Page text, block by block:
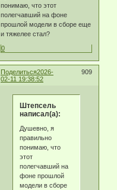
понимаю, что этот
полегчавший на фоне
прошлой модели в сборе еще
и тяжелее стал?
0
Поделиться 909
2026-
02-11 19:38:52
Штепсель
написал(а):
Душевно, я
правильно
понимаю, что
этот
полегчавший на
фоне прошлой
модели в сборе